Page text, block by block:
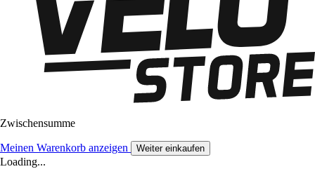
Zwischensumme
Meinen Warenkorb anzeigen Weiter einkaufen
Loading...